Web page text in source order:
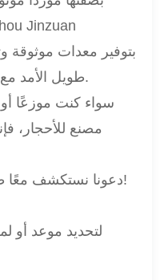
طويل الأمد مع العملاء في جميع أنحاء العالم.
مصنع للأحجار،
دعونا نستكشف معًا طرقًا أكثر ذكاءً لتصنيع الأحجار!